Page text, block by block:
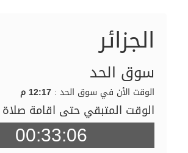
الجزائر
سوق الحد
الوقت الأن في سوق الحد : 12:17 م
الوقت المتبقي حتى اقامة
00:33:05